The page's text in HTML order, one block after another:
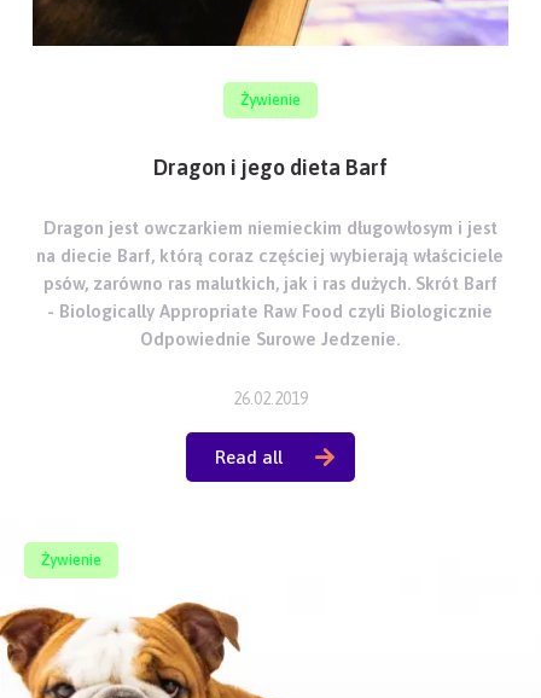
Żywienie
Dragon i jego dieta Barf
Dragon jest owczarkiem niemieckim długowłosym i jest
na diecie Barf, którą coraz częściej wybierają właściciele
psów, zarówno ras malutkich, jak i ras dużych. Skrót Barf
- Biologically Appropriate Raw Food czyli Biologicznie
Odpowiednie Surowe Jedzenie.
Read all
26.02.2019
Żywienie